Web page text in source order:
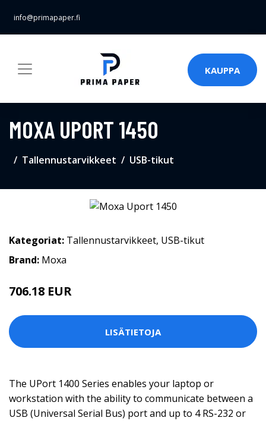
info@primapaper.fi
KAUPPA
MOXA UPORT 1450
Tallennustarvikkeet USB-tikut
Kategoriat: Tallennustarvikkeet, USB-tikut
Brand: Moxa
706.18 EUR
LISÄTIETOJA
The UPort 1400 Series enables your laptop or
workstation with the ability to communicate between a
USB (Universal Serial Bus) port and up to 4 RS-232 or